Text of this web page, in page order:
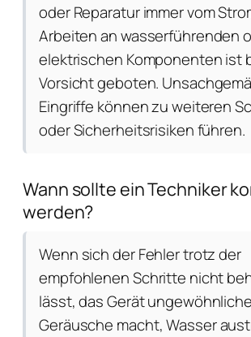
oder Reparatur immer vom
Arbeiten an wasserführenden
elektrischen Komponenten ist
Vorsicht geboten.
Eingriffe können zu weiteren
oder Sicherheitsrisiken führen.
Wann sollte ein Techniker
werden?
Wenn sich der Fehler trotz der
empfohlenen Schritte nicht
lässt, das Gerät ungewöhnliche
Geräusche macht, Wasser